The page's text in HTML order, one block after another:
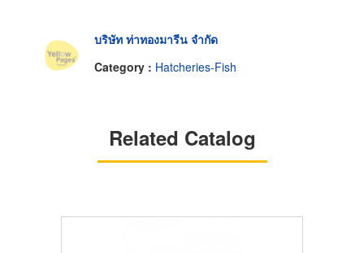
บริษัท ท่าทองมารีน จำกัด
Category : Hatcheries-Fish
Related Catalog